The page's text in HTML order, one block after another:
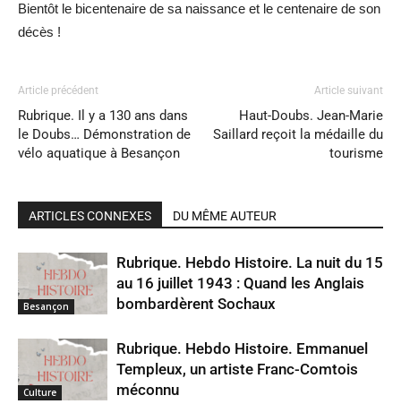
Bientôt le bicentenaire de sa naissance et le centenaire de son
décès !
Article précédent
Rubrique. Il y a 130 ans dans
le Doubs… Démonstration de
vélo aquatique à Besançon
Article suivant
Haut-Doubs. Jean-Marie
Saillard reçoit la médaille du
tourisme
ARTICLES CONNEXES DU MÊME AUTEUR
Besançon
Rubrique. Hebdo Histoire. La nuit du 15
au 16 juillet 1943 : Quand les Anglais
bombardèrent Sochaux
Culture
Rubrique. Hebdo Histoire. Emmanuel
Templeux, un artiste Franc-Comtois
méconnu